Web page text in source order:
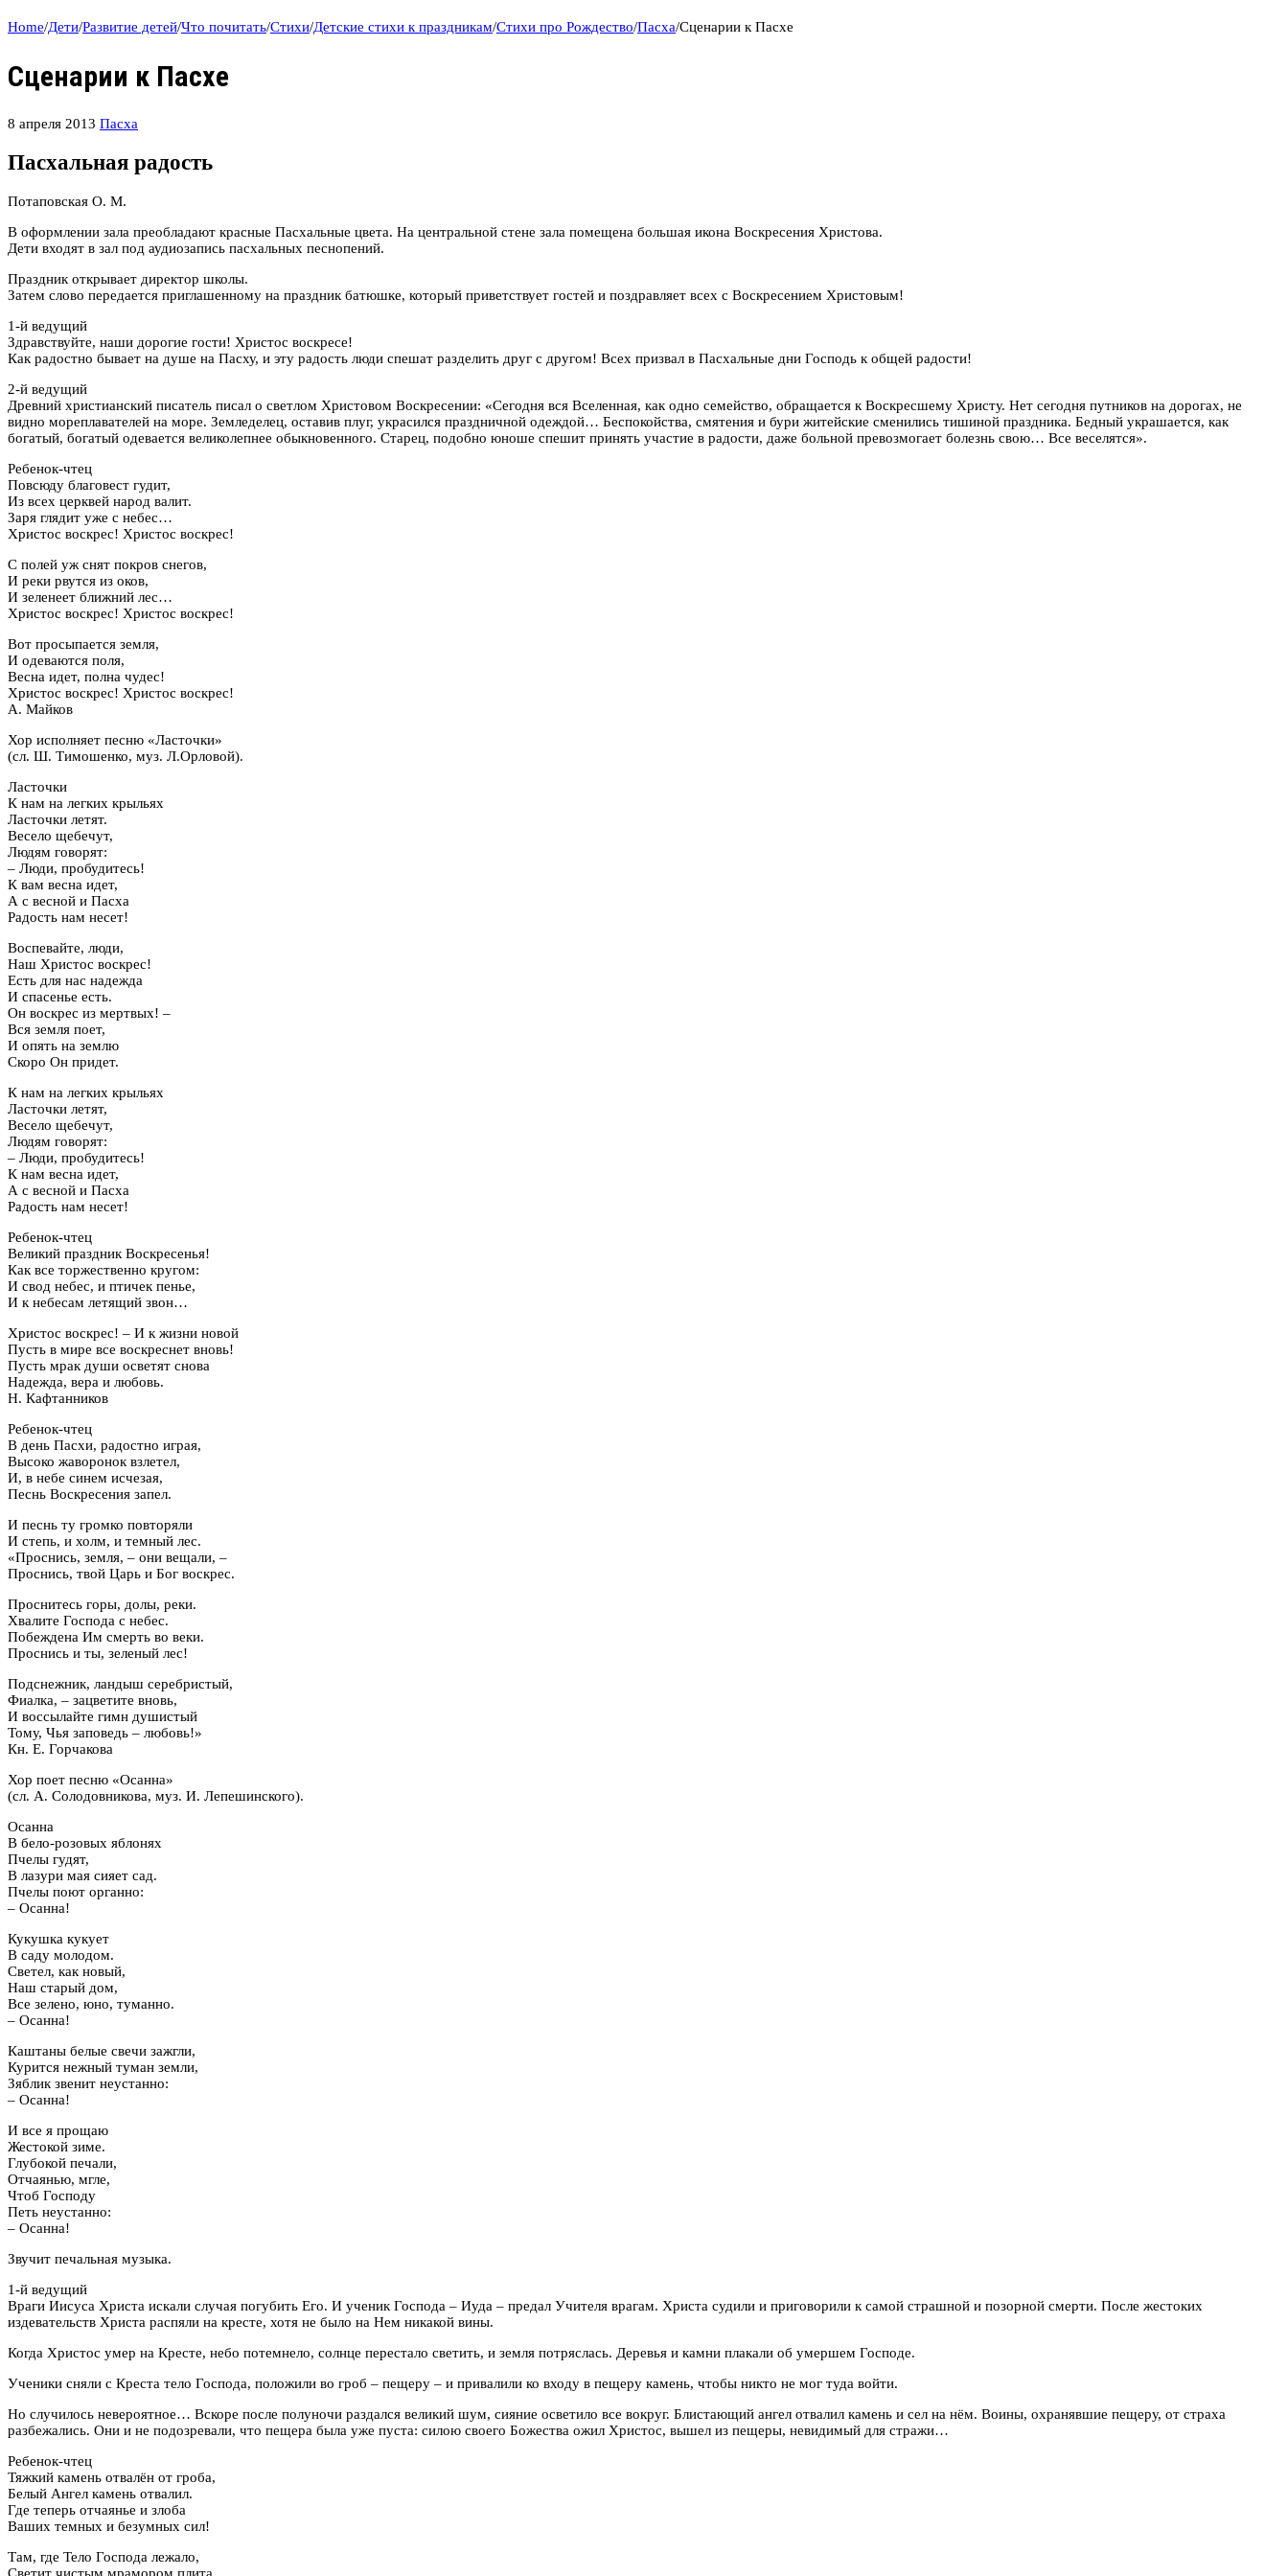
Home/Дети/Развитие детей/Что почитать/Стихи/Детские стихи к праздникам/Стихи про Рождество/Пасха/Сценарии к Пасхе
Сценарии к Пасхе
8 апреля 2013 Пасха
Пасхальная радость
Потаповская О. М.
В оформлении зала преобладают красные Пасхальные цвета. На центральной стене зала помещена большая икона Воскресения Христова.
Дети входят в зал под аудиозапись пасхальных песнопений.
Праздник открывает директор школы.
Затем слово передается приглашенному на праздник батюшке, который приветствует гостей и поздравляет всех с Воскресением Христовым!
1-й ведущий
Здравствуйте, наши дорогие гости! Христос воскресе!
Как радостно бывает на душе на Пасху, и эту радость люди спешат разделить друг с другом! Всех призвал в Пасхальные дни Господь к общей радости!
2-й ведущий
Древний христианский писатель писал о светлом Христовом Воскресении: «Сегодня вся Вселенная, как одно семейство, обращается к Воскресшему Христу. Нет сегодня путников на дорогах, не
видно мореплавателей на море. Земледелец, оставив плуг, украсился праздничной одеждой… Беспокойства, смятения и бури житейские сменились тишиной праздника. Бедный украшается, как
богатый, богатый одевается великолепнее обыкновенного. Старец, подобно юноше спешит принять участие в радости, даже больной превозмогает болезнь свою… Все веселятся».
Ребенок-чтец
Повсюду благовест гудит,
Из всех церквей народ валит.
Заря глядит уже с небес…
Христос воскрес! Христос воскрес!
С полей уж снят покров снегов,
И реки рвутся из оков,
И зеленеет ближний лес…
Христос воскрес! Христос воскрес!
Вот просыпается земля,
И одеваются поля,
Весна идет, полна чудес!
Христос воскрес! Христос воскрес!
А. Майков
Хор исполняет песню «Ласточки»
(сл. Ш. Тимошенко, муз. Л.Орловой).
Ласточки
К нам на легких крыльях
Ласточки летят.
Весело щебечут,
Людям говорят:
– Люди, пробудитесь!
К вам весна идет,
А с весной и Пасха
Радость нам несет!
Воспевайте, люди,
Наш Христос воскрес!
Есть для нас надежда
И спасенье есть.
Он воскрес из мертвых! –
Вся земля поет,
И опять на землю
Скоро Он придет.
К нам на легких крыльях
Ласточки летят,
Весело щебечут,
Людям говорят:
– Люди, пробудитесь!
К нам весна идет,
А с весной и Пасха
Радость нам несет!
Ребенок-чтец
Великий праздник Воскресенья!
Как все торжественно кругом:
И свод небес, и птичек пенье,
И к небесам летящий звон…
Христос воскрес! – И к жизни новой
Пусть в мире все воскреснет вновь!
Пусть мрак души осветят снова
Надежда, вера и любовь.
Н. Кафтанников
Ребенок-чтец
В день Пасхи, радостно играя,
Высоко жаворонок взлетел,
И, в небе синем исчезая,
Песнь Воскресения запел.
И песнь ту громко повторяли
И степь, и холм, и темный лес.
«Проснись, земля, – они вещали, –
Проснись, твой Царь и Бог воскрес.
Проснитесь горы, долы, реки.
Хвалите Господа с небес.
Побеждена Им смерть во веки.
Проснись и ты, зеленый лес!
Подснежник, ландыш серебристый,
Фиалка, – зацветите вновь,
И воссылайте гимн душистый
Тому, Чья заповедь – любовь!»
Кн. Е. Горчакова
Хор поет песню «Осанна»
(сл. А. Солодовникова, муз. И. Лепешинского).
Осанна
В бело-розовых яблонях
Пчелы гудят,
В лазури мая сияет сад.
Пчелы поют органно:
– Осанна!
Кукушка кукует
В саду молодом.
Светел, как новый,
Наш старый дом,
Все зелено, юно, туманно.
– Осанна!
Каштаны белые свечи зажгли,
Курится нежный туман земли,
Зяблик звенит неустанно:
– Осанна!
И все я прощаю
Жестокой зиме.
Глубокой печали,
Отчаянью, мгле,
Чтоб Господу
Петь неустанно:
– Осанна!
Звучит печальная музыка.
1-й ведущий
Враги Иисуса Христа искали случая погубить Его. И ученик Господа – Иуда – предал Учителя врагам. Христа судили и приговорили к самой страшной и позорной смерти. После жестоких
издевательств Христа распяли на кресте, хотя не было на Нем никакой вины.
Когда Христос умер на Кресте, небо потемнело, солнце перестало светить, и земля потряслась. Деревья и камни плакали об умершем Господе.
Ученики сняли с Креста тело Господа, положили во гроб – пещеру – и привалили ко входу в пещеру камень, чтобы никто не мог туда войти.
Но случилось невероятное… Вскоре после полуночи раздался великий шум, сияние осветило все вокруг. Блистающий ангел отвалил камень и сел на нём. Воины, охранявшие пещеру, от страха
разбежались. Они и не подозревали, что пещера была уже пуста: силою своего Божества ожил Христос, вышел из пещеры, невидимый для стражи…
Ребенок-чтец
Тяжкий камень отвалён от гроба,
Белый Ангел камень отвалил.
Где теперь отчаянье и злоба
Ваших темных и безумных сил!
Там, где Тело Господа лежало,
Светит чистым мрамором плита,